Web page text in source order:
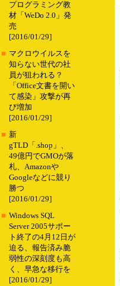
プログラミング教
材「WeDo 2.0」発
売
[2016/01/29]
■ マクロウイルスを
知らない世代の社
員が狙われる？
「Office文書を開い
て感染」攻撃が再
び増加
[2016/01/29]
■ 新
gTLD「.shop」、
49億円でGMOが落
札、Amazonや
Googleなどに競り
勝つ
[2016/01/29]
■ Windows SQL
Server 2005サポー
ト終了の4月12日が
迫る、報告済み脆
弱性の深刻度も高
く、早急な移行を
[2016/01/29]